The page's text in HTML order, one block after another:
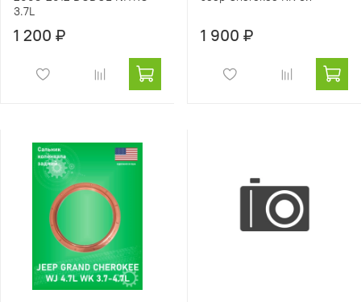
3.7L
1 200 ₽ 1 900 ₽